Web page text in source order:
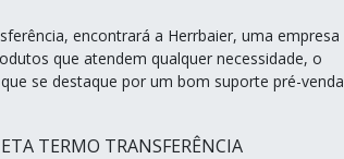
encontrará a Herrbaier, uma empresa
que atendem qualquer necessidade, o
se destaque por um bom suporte pré-venda
TERMO TRANSFERÊNCIA